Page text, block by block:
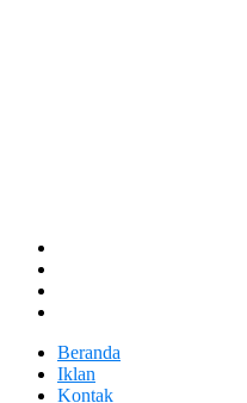
Beranda
Iklan
Kontak